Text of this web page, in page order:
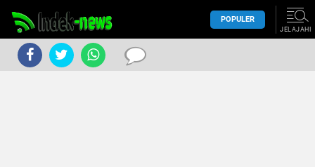
POPULER
JELAJAHI